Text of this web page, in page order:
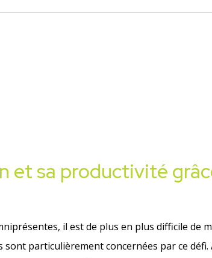
et sa productivité
il est de plus en plus difficile
particulièrement concernées par ce